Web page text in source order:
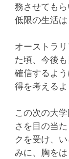
務させても
低限の生活は
オーストラ
た頃、今後
確信するよ
得を考えるよ
この次の大
さを目の当
クを受け、
みに、胸を